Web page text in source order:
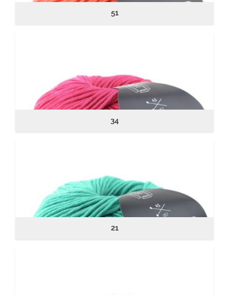
51
34
21